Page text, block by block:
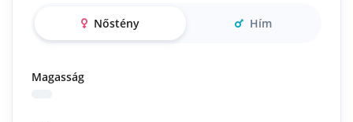
Nőstény Hím
Magasság